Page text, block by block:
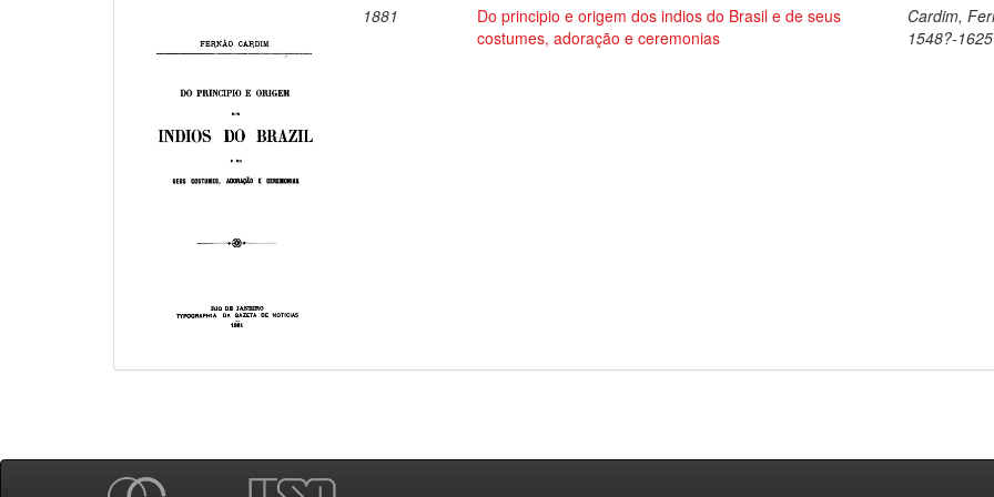
1881
Do principio e origem dos indios do Brasil e de seus
costumes, adoração e ceremonias
Cardim,
1548?-1625